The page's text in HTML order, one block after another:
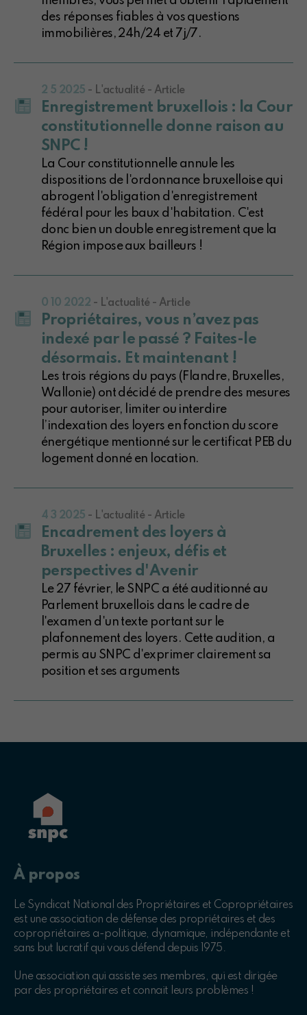
des réponses fiables à vos questions
immobilières, 24h/24 et 7j/7.
2 5 2025 - L'actualité - Article
Enregistrement bruxellois : la Cour
constitutionnelle donne raison au
SNPC !
La Cour constitutionnelle annule les
dispositions de l'ordonnance bruxelloise qui
abrogent l'obligation d'enregistrement
fédéral pour les baux d'habitation. C'est
donc bien un double enregistrement que la
Région impose aux bailleurs !
0 10 2022 - L'actualité - Article
Propriétaires, vous n’avez pas
indexé par le passé ? Faites-le
désormais. Et maintenant !
Les trois régions du pays (Flandre, Bruxelles,
Wallonie) ont décidé de prendre des mesures
pour autoriser, limiter ou interdire
l’indexation des loyers en fonction du score
énergétique mentionné sur le certificat PEB du
logement donné en location.
4 3 2025 - L'actualité - Article
Encadrement des loyers à
Bruxelles : enjeux, défis et
perspectives d'Avenir
Le 27 février, le SNPC a été auditionné au
Parlement bruxellois dans le cadre de
l'examen d'un texte portant sur le
plafonnement des loyers. Cette audition, a
permis au SNPC d'exprimer clairement sa
position et ses arguments
À propos
Le Syndicat National des Propriétaires et Copropriétaires
est une association de défense des propriétaires et des
copropriétaires a-politique, dynamique, indépendante et
sans but lucratif qui vous défend depuis 1975.
Une association qui assiste ses membres, qui est dirigée
par des propriétaires et connait leurs problèmes !